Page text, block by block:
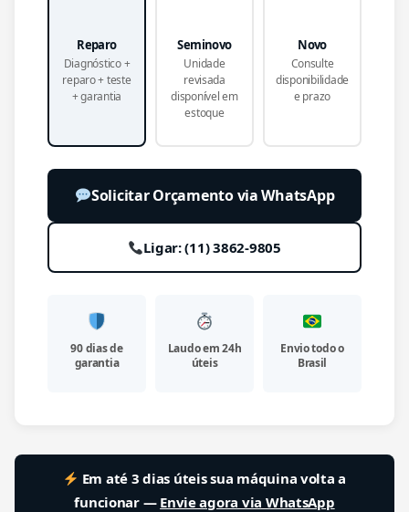
Reparo
Diagnóstico +
reparo + teste
+ garantia
Seminovo
Unidade
revisada
disponível em
estoque
Novo
Consulte
disponibilidade
e prazo
Solicitar Orçamento via WhatsApp
Ligar: (11) 3862-9805
90 dias de
garantia
Laudo em 24h
úteis
Envio todo o
Brasil
Em até 3 dias úteis sua máquina volta a
funcionar — Envie agora via WhatsApp